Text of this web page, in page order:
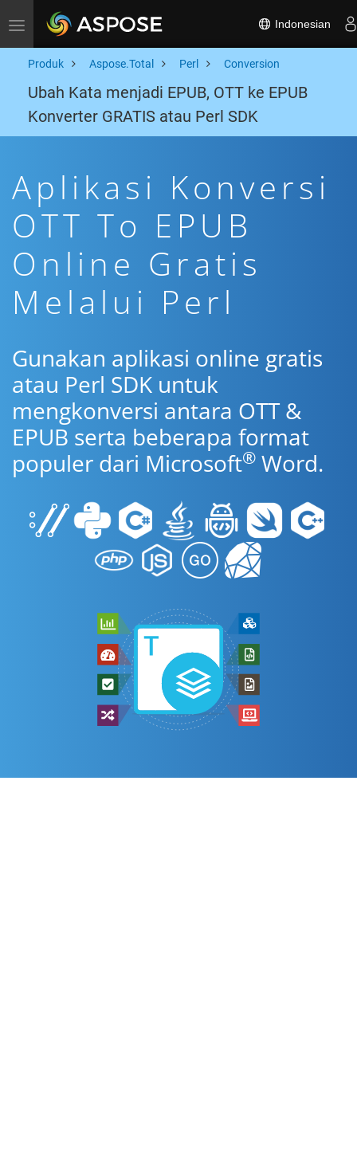
Toggle navigation Indonesian
Produk Aspose.Total Perl Conversion
Ubah Kata menjadi EPUB, OTT ke EPUB
Konverter GRATIS atau Perl SDK
Aplikasi Konversi
OTT To EPUB
Online Gratis
Melalui Perl
Gunakan aplikasi online gratis
atau Perl SDK untuk
mengkonversi antara OTT &
EPUB serta beberapa format
populer dari Microsoft® Word.